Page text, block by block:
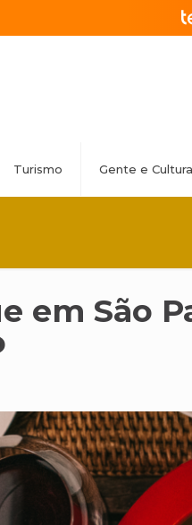
Turismo Gente e Cultura
em São